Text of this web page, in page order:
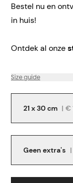
Bestel nu en
in huis!
Ontdek al onze
Size guide
21 x 30 cm | €
Geen extra's